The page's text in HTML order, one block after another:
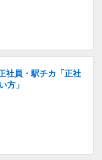
社員・駅チカ「正社
方」